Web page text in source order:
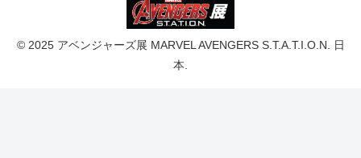
© 2025 アベンジャーズ展 MARVEL AVENGERS S.T.A.T.I.O.N. 日
本.